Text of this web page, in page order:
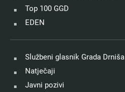
Top 100 GGD
EDEN
Službeni glasnik Grada Drniša
Natječaji
Javni pozivi